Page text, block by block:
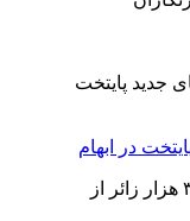
در ابهام